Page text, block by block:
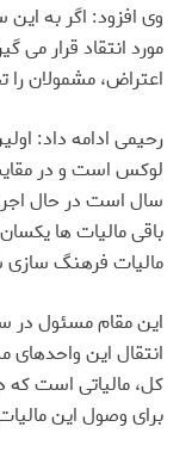
وی افزود: اگر به این
مورد انتقاد قرار می
اعتراض، مشمولان
رحیمی ادامه داد:
لوکس است و در
سال است در حال اجرا
باقی مالیات ها
مالیات فرهنگ سازی
این مقام مسئول در
انتقال این
کل، مالیاتی است که
برای وصول این